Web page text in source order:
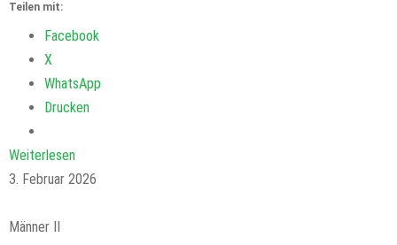
Teilen mit:
Facebook
X
WhatsApp
Drucken
Weiterlesen
3. Februar 2026
Männer II